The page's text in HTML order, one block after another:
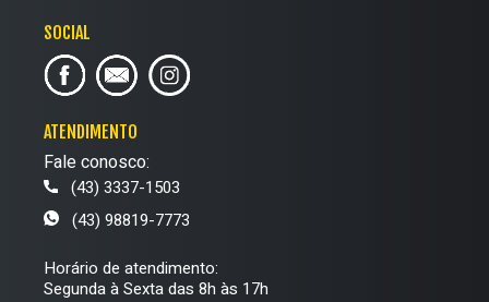
SOCIAL
ATENDIMENTO
Fale conosco:
(43) 3337-1503
(43) 98819-7773
Horário de atendimento:
Segunda à Sexta das 8h às 17h